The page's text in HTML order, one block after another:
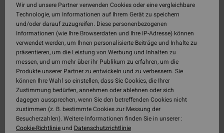
Wir und unsere Partner verwenden Cookies oder eine vergleichbare
Technologie, um Informationen auf Ihrem Gerät zu speichern
und/oder darauf zuzugreifen. Diese personenbezogenen
Informationen (wie Ihre Browserdaten und Ihre IP-Adresse) können
verwendet werden, um Ihnen personalisierte Beiträge und Inhalte zu
präsentieren, um die Leistung von Werbung und Inhalten zu
messen, und um mehr über ihr Publikum zu erfahren, um die
Produkte unserer Partner zu entwickeln und zu verbessern. Sie
können Ihre Wahl so einstellen, dass Sie Cookies, die Ihrer
Zustimmung bedürfen, annehmen oder ablehnen oder sich
dagegen aussprechen, wenn Sie den betreffenden Cookies nicht
zustimmen (z. B. bestimmte Cookies zur Messung der
Besucherzahlen). Weitere Informationen finden Sie in unserer :
Cookie-Richtlinieund Datenschutzrichtlinie